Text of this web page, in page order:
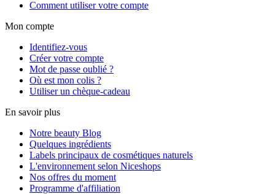
Comment utiliser votre compte
Mon compte
Identifiez-vous
Créer votre compte
Mot de passe oublié ?
Où est mon colis ?
Utiliser un chèque-cadeau
En savoir plus
Notre beauty Blog
Quelques ingrédients
Labels principaux de cosmétiques naturels
L'environnement selon Niceshops
Nos offres du moment
Programme d'affiliation